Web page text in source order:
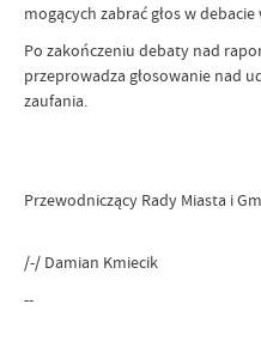
mogących zabrać głos w
Po zakończeniu debaty nad
przeprowadza głosowanie nad
zaufania.
Przewodniczący Rady Miasta i
/-/ Damian Kmiecik
--